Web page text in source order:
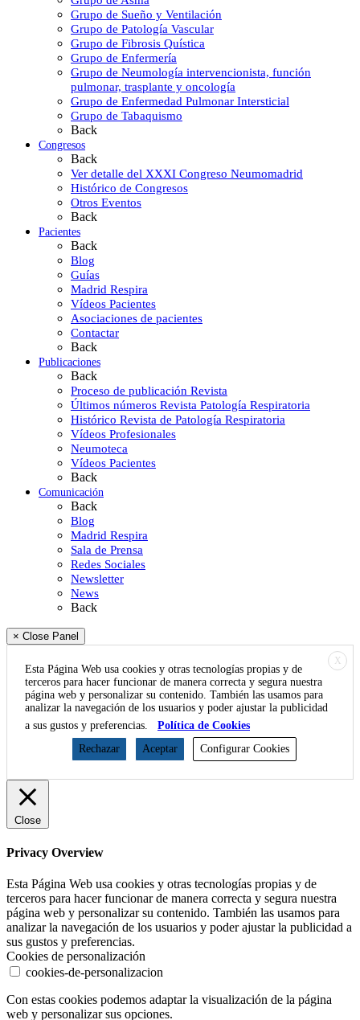
Grupo de Sueño y Ventilación
Grupo de Patología Vascular
Grupo de Fibrosis Quística
Grupo de Enfermería
Grupo de Neumología intervencionista, función
pulmonar, trasplante y oncología
Grupo de Enfermedad Pulmonar Intersticial
Grupo de Tabaquismo
Back
Congresos
Back
Ver detalle del XXXI Congreso Neumomadrid
Histórico de Congresos
Otros Eventos
Back
Pacientes
Back
Blog
Guías
Madrid Respira
Vídeos Pacientes
Asociaciones de pacientes
Contactar
Back
Publicaciones
Back
Proceso de publicación Revista
Últimos números Revista Patología Respiratoria
Histórico Revista de Patología Respiratoria
Vídeos Profesionales
Neumoteca
Vídeos Pacientes
Back
Comunicación
Back
Blog
Madrid Respira
Sala de Prensa
Redes Sociales
Newsletter
News
Back
× Close Panel
X
Esta Página Web usa cookies y otras tecnologías propias y de
terceros para hacer funcionar de manera correcta y segura nuestra
página web y personalizar su contenido. También las usamos para
analizar la navegación de los usuarios y poder ajustar la publicidad
a sus gustos y preferencias.
Política de Cookies
Rechazar
Aceptar Configurar Cookies
Close
Privacy Overview
Esta Página Web usa cookies y otras tecnologías propias y de
terceros para hacer funcionar de manera correcta y segura nuestra
página web y personalizar su contenido. También las usamos para
analizar la navegación de los usuarios y poder ajustar la publicidad a
sus gustos y preferencias.
Cookies de personalización
cookies-de-personalizacion
Con estas cookies podemos adaptar la visualización de la página
web y personalizar sus opciones.